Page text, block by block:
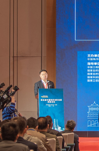
提
跨